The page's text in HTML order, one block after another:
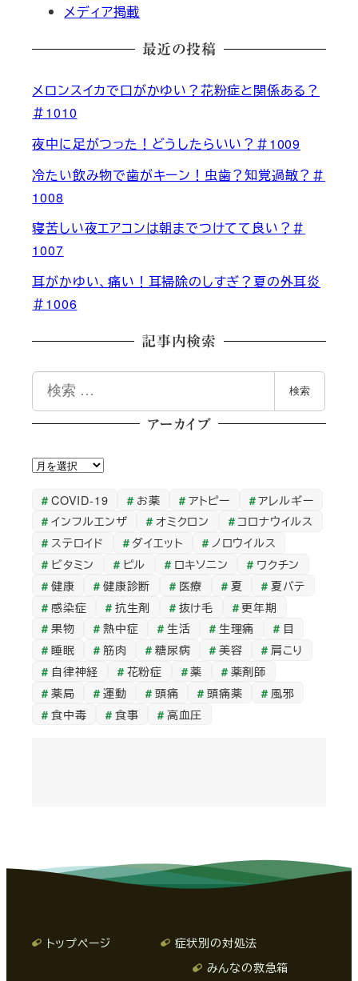
メディア掲載
最近の投稿
メロンスイカで口がかゆい？花粉症と関係ある？
＃1010
夜中に足がつった！どうしたらいい？＃1009
冷たい飲み物で歯がキーン！虫歯？知覚過敏？＃
1008
寝苦しい夜エアコンは朝までつけてて良い？＃
1007
耳がかゆい、痛い！耳掃除のしすぎ？夏の外耳炎
＃1006
記事内検索
索
検索
アーカイブ
ア
カ
イ
ブ
COVID-19 お薬 アトピー
アレルギー
インフルエンザ
オミクロン
コロナウイルス
ステロイド
ダイエット
ノロウイルス
ビタミン
ピル ロキソニン
ワクチン
健康
健康診断 医療 夏
夏バテ
感染症
抗生剤 抜け毛
更年期
果物
熱中症 生活 生理痛
目
睡眠
筋肉 糖尿病 美容
肩こり
自律神経
花粉症 薬
薬剤師
薬局
運動 頭痛 頭痛薬
風邪
食中毒
食事 高血圧
トップページ
症状別の対処法
みんなの救急箱